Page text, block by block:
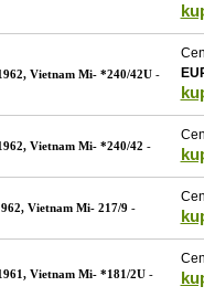
Vietnam Mi- *240/42U-
Vietnam Mi- *240/42 -
Vietnam Mi- 217/9 -
Vietnam Mi- *181/2U-